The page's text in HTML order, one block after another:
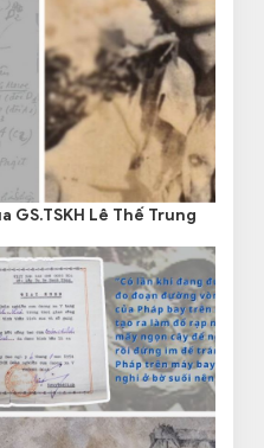
GS.TSKH Lê Thế Trung